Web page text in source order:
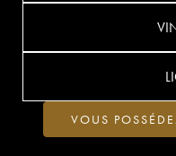
VOUS